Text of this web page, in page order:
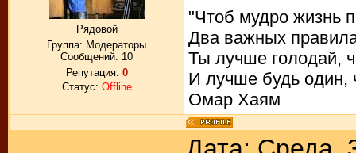
Рядовой
Группа: Модераторы
Сообщений: 10
Репутация: 0
Статус: Offline
"Чтоб мудро жизнь
Два важных
Ты лучше голодай,
И лучше будь один,
Омар Хаям